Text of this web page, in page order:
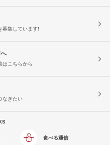
募集しています!
はこちらから
なぎたい
食べる通信